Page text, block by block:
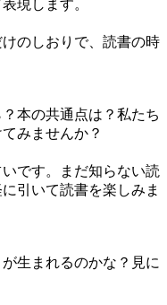
現します。
のしおりで、読書の時
本の共通点は？私たち
みませんか？
です。まだ知らない読
引いて読書を楽しみま
生まれるのかな？見に